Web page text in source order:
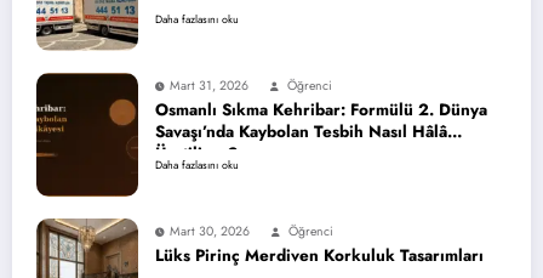
Daha fazlasını oku
Mart 31, 2026 Öğrenci
Osmanlı Sıkma Kehribar: Formülü 2. Dünya
Savaşı’nda Kaybolan Tesbih Nasıl Hâlâ
Üretiliyor?
Daha fazlasını oku
Mart 30, 2026 Öğrenci
Lüks Pirinç Merdiven Korkuluk Tasarımları